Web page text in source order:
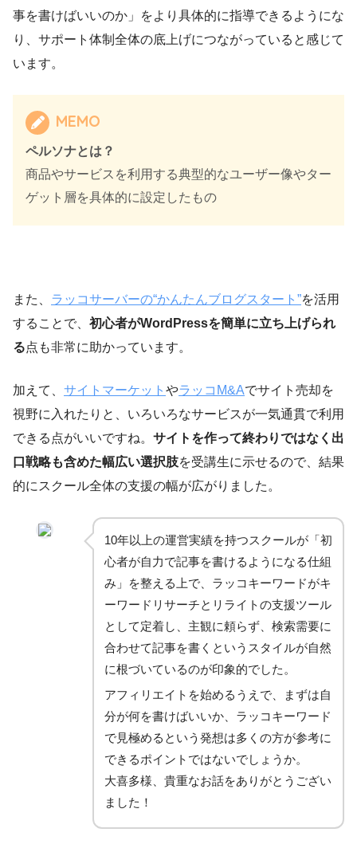
事を書けばいいのか」をより具体的に指導できるようにな
り、サポート体制全体の底上げにつながっていると感じて
います。
MEMO
ペルソナとは？
商品やサービスを利用する典型的なユーザー像やター
ゲット層を具体的に設定したもの
また、 ラッコサーバーの“かんたんブログスタート”を活用
することで、 初心者がWordPressを簡単に立ち上げられ
る点も非常に助かっています。
加えて、 サイトマーケット やラッコM&Aでサイト売却を
視野に入れたりと、いろいろなサービスが一気通貫で利用
できる点がいいですね。 サイトを作って終わりではなく出
口戦略も含めた幅広い選択肢を受講生に示せるので、結果
的にスクール全体の支援の幅が広がりました。
10年以上の運営実績を持つスクールが「初
心者が自力で記事を書けるようになる仕組
み」を整える上で、ラッコキーワードがキ
ーワードリサーチとリライトの支援ツール
として定着し、主観に頼らず、検索需要に
合わせて記事を書くというスタイルが自然
に根づいているのが印象的でした。
アフィリエイトを始めるうえで、まずは自
分が何を書けばいいか、ラッコキーワード
で見極めるという発想は多くの方が参考に
できるポイントではないでしょうか。
大喜多様、貴重なお話をありがとうござい
ました！